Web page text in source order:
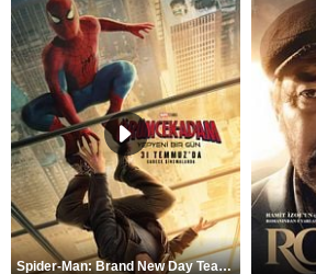
Spider-Man: Brand New Day Teaser